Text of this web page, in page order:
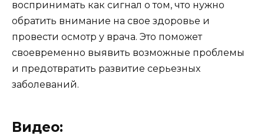
воспринимать как сигнал о том, что нужно
обратить внимание на свое здоровье и
провести осмотр у врача. Это поможет
своевременно выявить возможные проблемы
и предотвратить развитие серьезных
заболеваний.
Видео: